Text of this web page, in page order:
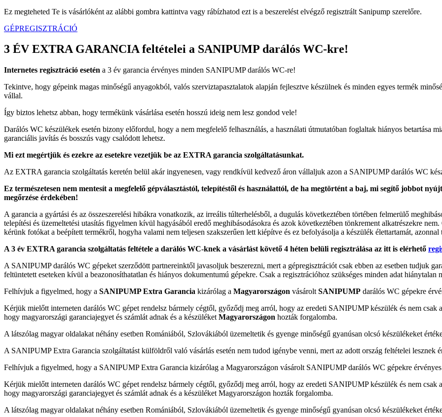
Ez megteheted Te is vásárlóként az alábbi gombra kattintva vagy rábízhatod ezt is a beszerelést elvégző regisztrált Sanipump szerelőre.
GÉPREGISZTRÁCIÓ
3 ÉV EXTRA GARANCIA feltételei a SANIPUMP darálós WC-kre!
Internetes regisztráció esetén a 3 év garancia érvényes minden SANIPUMP darálós WC-re!
Tekintve, hogy gépeink magas minőségű anyagokból, valós szerviztapasztalatok alapján fejlesztve készülnek és minden egyes termék
vállal.
Így biztos lehetsz abban, hogy termékünk vásárlása esetén hosszú ideig nem lesz gondod vele!
Darálós WC készülékek esetén bizony előfordul, hogy a nem megfelelő felhasználás, a használati útmutatóban foglaltak hiányos betartása
garanciális javítás és bosszús vagy csalódott lehetsz.
Mi ezt megértjük és ezekre az esetekre vezetjük be az EXTRA garancia szolgáltatásunkat.
Az EXTRA garancia szolgáltatás keretén belül akár ingyenesen, vagy rendkívül kedvező áron vállaljuk azon a SANIPUMP darálós WC
Ez természetesen nem mentesít a megfelelő gépválasztástól, telepítéstől és használattól, de ha megtörtént a baj, mi segítő jobbot
megőrzése érdekében!
A garancia a gyártási és az összeszerelési hibákra vonatkozik, az irreális túlterhelésből, a dugulás következtében törtében felmerülő
telepítési és üzemeltetési utasítás figyelmen kívül hagyásából eredő meghibásodásokra és azok következtében tönkrement alkatrészekre
kérünk fotókat a beépített termékről, hogyha valami nem teljesen szakszerűen lett kiépítve és ez befolyásolja a készülék élettartamát,
A 3 év EXTRA garancia szolgáltatás feltétele a darálós WC-knek a vásárlást követő 4 héten belüli regisztrálása az itt is elérhető
A SANIPUMP darálós WC gépeket szerződött partnereinktől javasoljuk beszerezni, mert a gépregisztrációt csak ebben az esetben tudjuk
feltüntetett eseteken kívül a beazonosíthatatlan és hiányos dokumentumú gépekre. Csak a regisztrációhoz szükséges minden adat
Felhívjuk a figyelmed, hogy a SANIPUMP Extra Garancia kizárólag a Magyarországon vásárolt SANIPUMP darálós WC gépekre
Kérjük mielőtt interneten darálós WC gépet rendelsz bármely cégtől, győződj meg arról, hogy az eredeti SANIPUMP készülék és nem csak
hogy magyarországi garanciajegyet és számlát adnak és a készüléket Magyarországon hozták forgalomba.
A látszólag magyar oldalakat néhány esetben Romániából, Szlovákiából üzemeltetik és gyenge minőségű gyanúsan olcsó készülékeket
A SANIPUMP Extra Garancia szolgáltatást külföldről való vásárlás esetén nem tudod igénybe venni, mert az adott ország feltételei lesznek
Felhívjuk a figyelmed, hogy a SANIPUMP Extra Garancia kizárólag a Magyarországon vásárolt SANIPUMP darálós WC gépekre
Kérjük mielőtt interneten darálós WC gépet rendelsz bármely cégtől, győződj meg arról, hogy az eredeti SANIPUMP készülék és nem csak
hogy magyarországi garanciajegyet és számlát adnak és a készüléket Magyarországon hozták forgalomba.
A látszólag magyar oldalakat néhány esetben Romániából, Szlovákiából üzemeltetik és gyenge minőségű gyanúsan olcsó készülékeket